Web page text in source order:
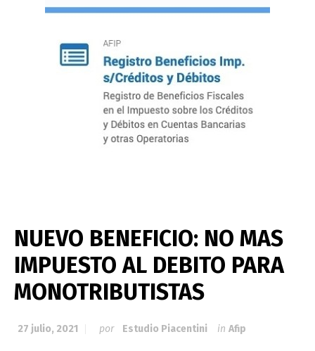
NUEVO BENEFICIO: NO MAS
IMPUESTO AL DEBITO PARA
MONOTRIBUTISTAS
27 julio, 2021 por Estudio Piacentini in Afip